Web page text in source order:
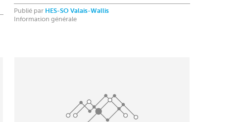
Publié par HES-SO Valais-Wallis
Information générale